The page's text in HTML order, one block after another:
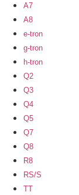
A7
A8
e-tron
g-tron
h-tron
Q2
Q3
Q4
Q5
Q7
Q8
R8
RS/S
TT